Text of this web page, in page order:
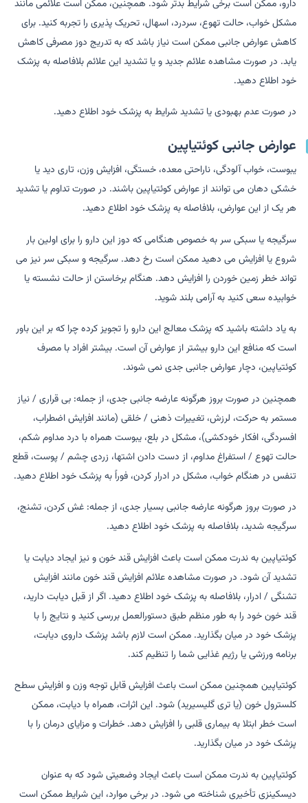
دارو، ممکن است برخی شرایط بدتر شود. همچنین، ممکن است علائمی مانند
مشکل خواب، حالت تهوع، سردرد، اسهال، تحریک پذیری را تجربه کنید. برای
کاهش عوارض جانبی ممکن است نیاز باشد که به تدریج دوز مصرفی کاهش
یابد. در صورت مشاهده علائم جدید و یا تشدید این علائم بلافاصله به پزشک
خود اطلاع دهید.
در صورت عدم بهبودی یا تشدید شرایط به پزشک خود اطلاع دهید.
عوارض جانبی کوئتیاپین
یبوست، خواب آلودگی، ناراحتی معده، خستگی، افزایش وزن، تاری دید یا
خشکی دهان می توانند از عوارض کوئتیاپین باشند. در صورت تداوم یا تشدید
هر یک از این عوارض، بلافاصله به پزشک خود اطلاع دهید.
سرگیجه یا سبکی سر به خصوص هنگامی که دوز این دارو را برای اولین بار
شروع یا افزایش می دهید ممکن است رخ دهد. سرگیجه و سبکی سر نیز می
تواند خطر زمین خوردن را افزایش دهد. هنگام برخاستن از حالت نشسته یا
خوابیده سعی کنید به آرامی بلند شوید.
به یاد داشته باشید که پزشک معالج این دارو را تجویز کرده چرا که بر این باور
است که منافع این دارو بیشتر از عوارض آن است. بیشتر افراد با مصرف
کوئتیاپین، دچار عوارض جانبی جدی نمی شوند.
همچنین در صورت بروز هرگونه عارضه جانبی جدی، از جمله: بی قراری / نیاز
مستمر به حرکت، لرزش، تغییرات ذهنی / خلقی (مانند افزایش اضطراب،
افسردگی، افکار خودکشی)، مشکل در بلع، یبوست همراه با درد مداوم شکم،
حالت تهوع / استفراغ مداوم، از دست دادن اشتها، زردی چشم / پوست، قطع
تنفس در هنگام خواب، مشکل در ادرار کردن، فوراً به پزشک خود اطلاع دهید.
در صورت بروز هرگونه عارضه جانبی بسیار جدی، از جمله: غش کردن، تشنج،
سرگیجه شدید، بلافاصله به پزشک خود اطلاع دهید.
کوئتیاپین به ندرت ممکن است باعث افزایش قند خون و نیز ایجاد دیابت یا
تشدید آن شود. در صورت مشاهده علائم افزایش قند خون مانند افزایش
تشنگی / ادرار، بلافاصله به پزشک خود اطلاع دهید. اگر از قبل دیابت دارید،
قند خون خود را به طور منظم طبق دستورالعمل بررسی کنید و نتایج را با
پزشک خود در میان بگذارید. ممکن است لازم باشد پزشک داروی دیابت،
برنامه ورزشی یا رژیم غذایی شما را تنظیم کند.
کوئتیاپین همچنین ممکن است باعث افزایش قابل توجه وزن و افزایش سطح
کلسترول خون (یا تری گلیسیرید) شود. این اثرات، همراه با دیابت، ممکن
است خطر ابتلا به بیماری قلبی را افزایش دهد. خطرات و مزایای درمان را با
پزشک خود در میان بگذارید.
کوئتیاپین به ندرت ممکن است باعث ایجاد وضعیتی شود که به عنوان
دیسکینزی تأخیری شناخته می شود. در برخی موارد، این شرایط ممکن است